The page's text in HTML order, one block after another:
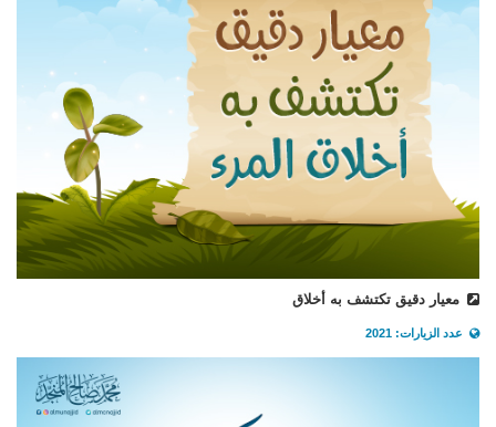
معيار دقيق تكتشف به أخلاق
عدد الزيارات: 2021